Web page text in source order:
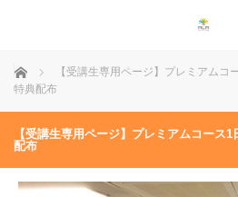
ホーム
【受講生専用ページ】プレミアム
特典配布
【受講生専用ページ】プレミアムコー
配布